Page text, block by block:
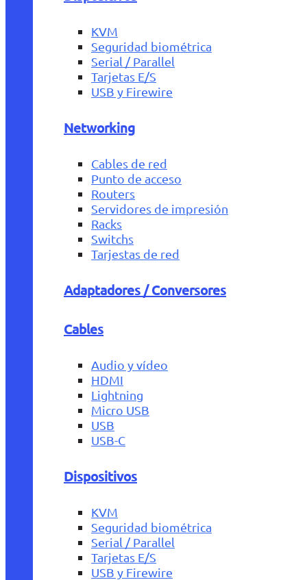
KVM
Seguridad biométrica
Serial / Parallel
Tarjetas E/S
USB y Firewire
Networking
Cables de red
Punto de acceso
Routers
Servidores de impresión
Racks
Switchs
Tarjestas de red
Adaptadores / Conversores
Cables
Audio y vídeo
HDMI
Lightning
Micro USB
USB
USB-C
Dispositivos
KVM
Seguridad biométrica
Serial / Parallel
Tarjetas E/S
USB y Firewire